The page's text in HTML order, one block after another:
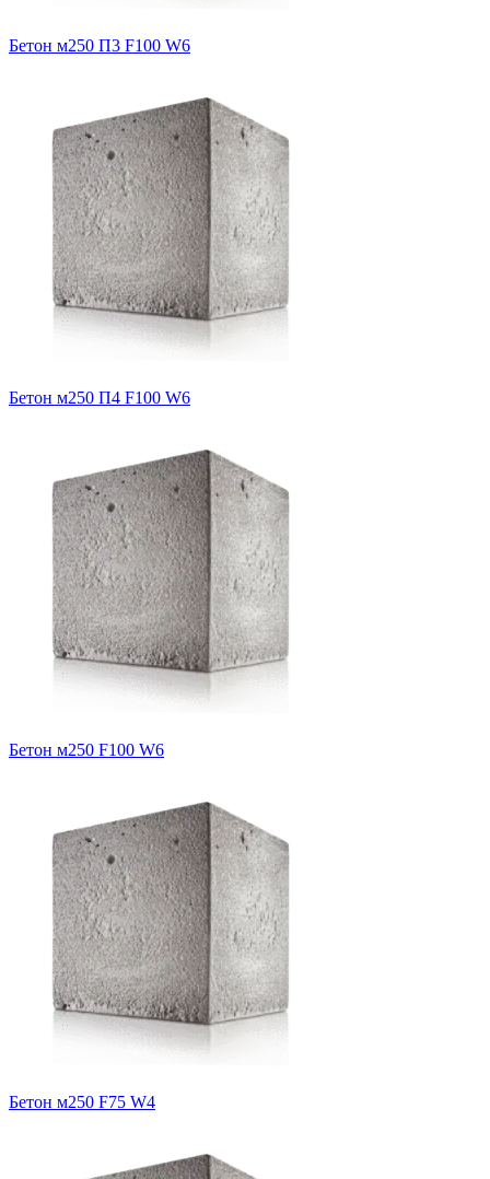
Бетон м250 П3 F100 W6
Бетон м250 П4 F100 W6
Бетон м250 F100 W6
Бетон м250 F75 W4